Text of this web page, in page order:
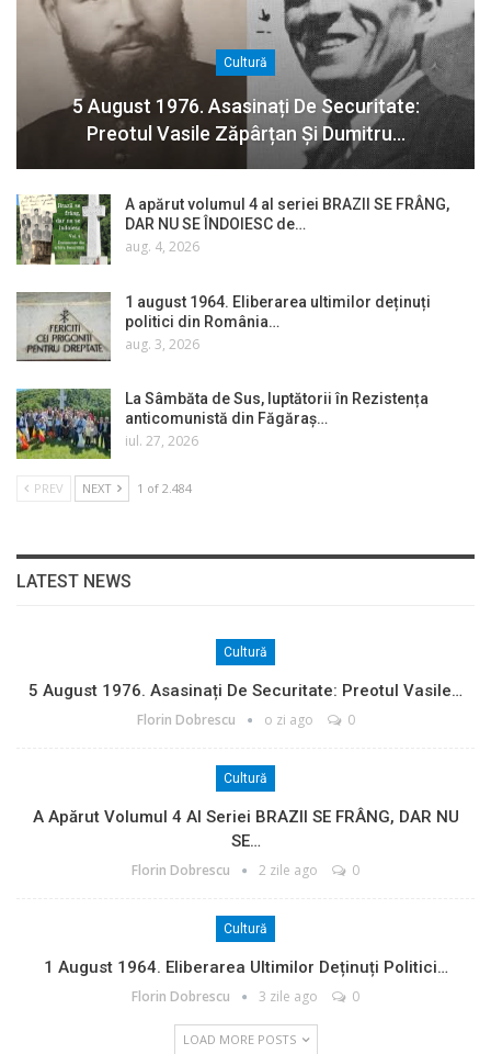
Cultură
5 August 1976. Asasinați De Securitate:
Preotul Vasile Zăpârțan Și Dumitru…
A apărut volumul 4 al seriei BRAZII SE FRÂNG,
DAR NU SE ÎNDOIESC de…
aug. 4, 2026
1 august 1964. Eliberarea ultimilor deținuți
politici din România…
aug. 3, 2026
La Sâmbăta de Sus, luptătorii în Rezistența
anticomunistă din Făgăraș…
iul. 27, 2026
PREV NEXT 1 of 2.484
LATEST NEWS
Cultură
5 August 1976. Asasinați De Securitate: Preotul Vasile…
Florin Dobrescu o zi ago 0
Cultură
A Apărut Volumul 4 Al Seriei BRAZII SE FRÂNG, DAR NU
SE…
Florin Dobrescu 2 zile ago 0
Cultură
1 August 1964. Eliberarea Ultimilor Deținuți Politici…
Florin Dobrescu 3 zile ago 0
LOAD MORE POSTS